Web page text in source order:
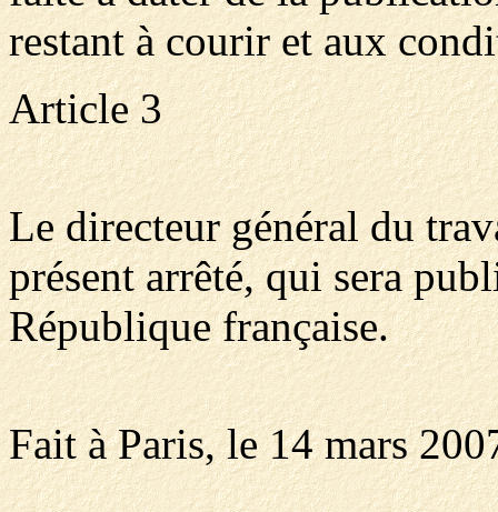
restant à courir et aux
Article 3
Le directeur général du
présent arrêté, qui sera
République française.
Fait à Paris, le 14 mars